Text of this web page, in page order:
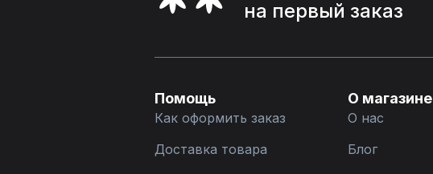
на первый заказ
Помощь
Как оформить заказ
Доставка товара
О магазине
О нас
Блог